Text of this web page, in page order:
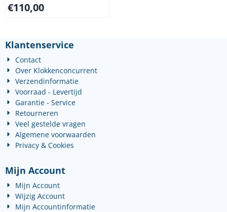
€110,00
Klantenservice
Contact
Over Klokkenconcurrent
Verzendinformatie
Voorraad - Levertijd
Garantie - Service
Retourneren
Veel gestelde vragen
Algemene voorwaarden
Privacy & Cookies
Mijn Account
Mijn Account
Wijzig Account
Mijn Accountinformatie